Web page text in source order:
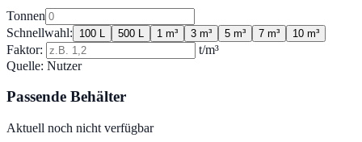
Tonnen
Schnellwahl:
100 L 500 L 1 m³ 3 m³ 5 m³ 7 m³ 10 m³
Faktor:
t/m³
Quelle: Nutzer
Passende Behälter
Aktuell noch nicht verfügbar